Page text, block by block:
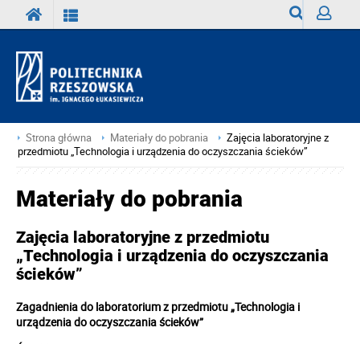
Strona główna Materiały do pobrania
Zajęcia laboratoryjne z
przedmiotu „Technologia i urządzenia do oczyszczania ścieków”
Materiały do pobrania
Zajęcia laboratoryjne z przedmiotu
„Technologia i urządzenia do oczyszczania
ścieków”
Zagadnienia do laboratorium z przedmiotu „Technologia i
urządzenia do oczyszczania ścieków”